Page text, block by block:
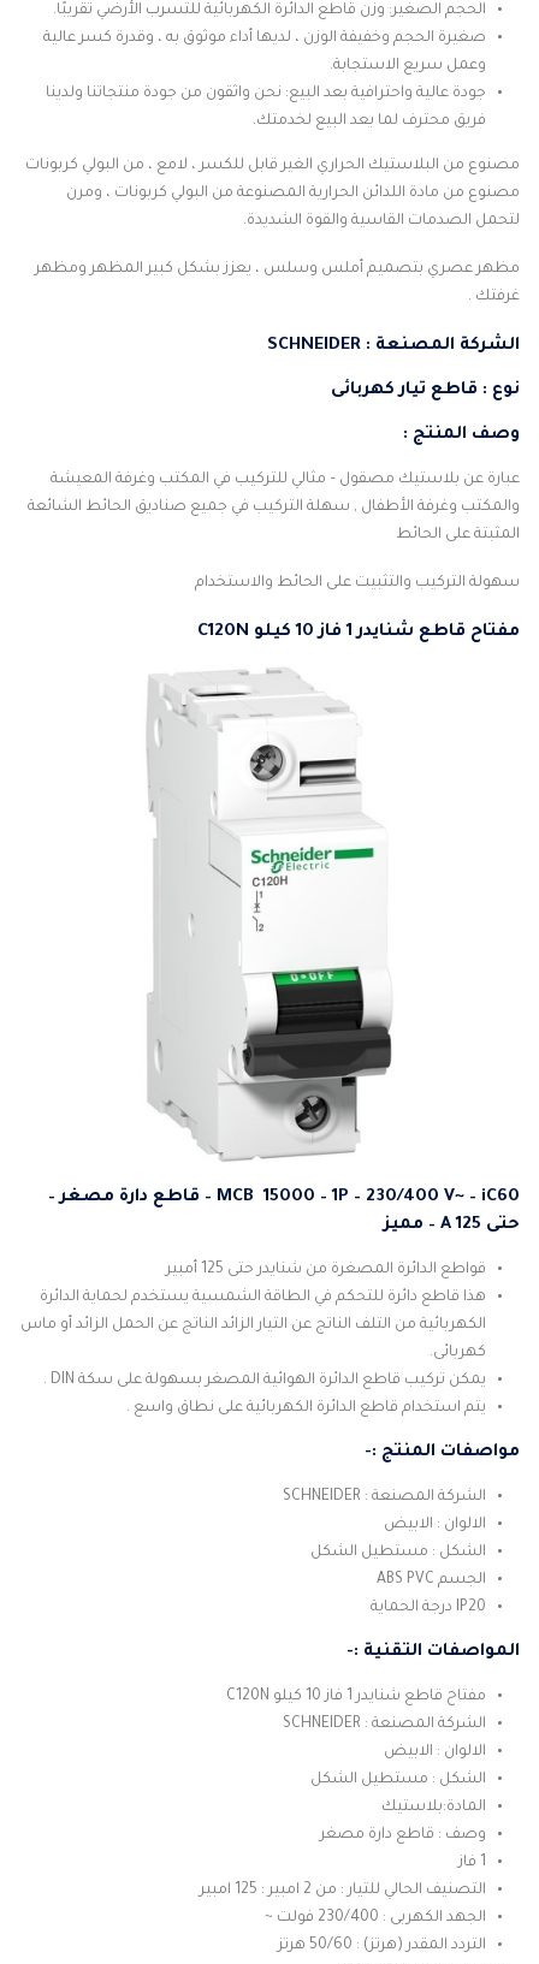
الحجم الصغير: وزن قاطع الدائرة الكهربائية للتسرب الأرضي تقريبًا.
صغيرة الحجم وخفيفة الوزن ، لديها أداء موثوق به ، وقدرة كسر عالية
وعمل سريع الاستجابة.
جودة عالية واحترافية بعد البيع: نحن واثقون من جودة منتجاتنا ولدينا
فريق محترف لما بعد البيع لخدمتك.
مصنوع من البلاستيك الحراري الغير قابل للكسر ، لامع ، من البولي كربونات
مصنوع من مادة اللدائن الحرارية المصنوعة من البولي كربونات ، ومرن
لتحمل الصدمات القاسية والقوة الشديدة.
مظهر عصري بتصميم أملس وسلس ، يعزز بشكل كبير المظهر ومظهر
غرفتك .
الشركة المصنعة : SCHNEIDER
نوع : قاطع تيار كهربائى
وصف المنتج :
عبارة عن بلاستيك مصقول – مثالي للتركيب في المكتب وغرفة المعيشة
والمكتب وغرفة الأطفال , سهلة التركيب في جميع صناديق الحائط الشائعة
المثبتة على الحائط
سهولة التركيب والتثبيت على الحائط والاستخدام
مفتاح قاطع شنايدر 1 فاز 10 كيلو C120N
MCB 15000 – 1P – 230/400 V~ – iC60 – قاطع دارة مصغر –
حتى 125 A – مميز
قواطع الدائرة المصغرة من شنايدر حتى 125 أمبير
هذا قاطع دائرة للتحكم في الطاقة الشمسية يستخدم لحماية الدائرة
الكهربائية من التلف الناتج عن التيار الزائد الناتج عن الحمل الزائد أو ماس
كهربائى.
يمكن تركيب قاطع الدائرة الهوائية المصغر بسهولة على سكة DIN .
يتم استخدام قاطع الدائرة الكهربائية على نطاق واسع .
مواصفات المنتج :-
الشركة المصنعة : SCHNEIDER
الالوان : الابيض
الشكل : مستطيل الشكل
الجسم ABS PVC
IP20 درجة الحماية
المواصفات التقنية :-
مفتاح قاطع شنايدر 1 فاز 10 كيلو C120N
الشركة المصنعة : SCHNEIDER
الالوان : الابيض
الشكل : مستطيل الشكل
المادة:بلاستيك
وصف : قاطع دارة مصغر
1 فاز
التصنيف الحالي للتيار : من 2 امبير : 125 امبير
الجهد الكهربى : 230/400 فولت ~
التردد المقدر (هرتز) : 50/60 هرتز